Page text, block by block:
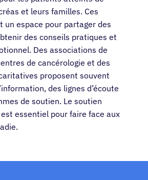
et leurs familles. Ces
un espace pour partager des
des conseils pratiques et
Des associations de
de cancérologie et des
proposent souvent
des lignes d’écoute
de soutien. Le soutien
essentiel pour faire face aux